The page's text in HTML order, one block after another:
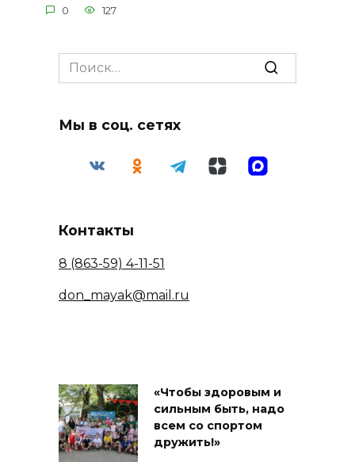
0 127
Search
for:
Мы в соц. сетях
Контакты
8 (863-59) 4-11-51
don_mayak@mail.ru
«Чтобы здоровым и
сильным быть, надо
всем со спортом
дружить!»